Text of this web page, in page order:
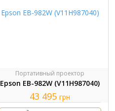
Портативный проектор
Epson EB-982W (V11H987040)
43 495грн